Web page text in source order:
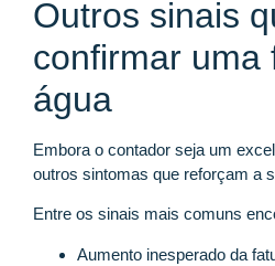
Outros sinais
confirmar uma
água
Embora o contador seja um
outros sintomas que reforçam a
Entre os sinais mais comuns
Aumento inesperado da